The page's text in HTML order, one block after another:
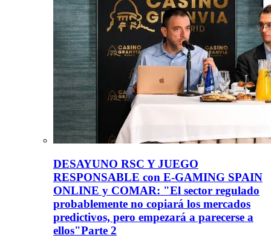
DESAYUNO RSC Y JUEGO
RESPONSABLE con E-GAMING SPAIN
ONLINE y COMAR: "El sector regulado
probablemente no copiará los mercados
predictivos, pero empezará a parecerse a
ellos"Parte 2